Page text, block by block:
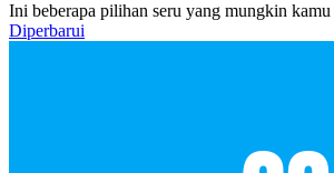
Ini beberapa pilihan seru yang mungkin kamu
Diperbarui